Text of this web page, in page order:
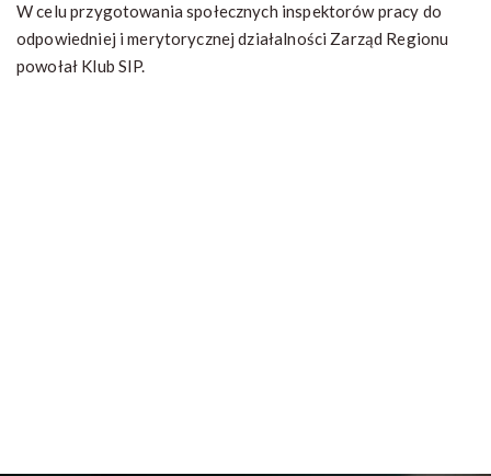
W celu przygotowania społecznych inspektorów pracy do
odpowiedniej i merytorycznej działalności Zarząd Regionu
powołał Klub SIP.